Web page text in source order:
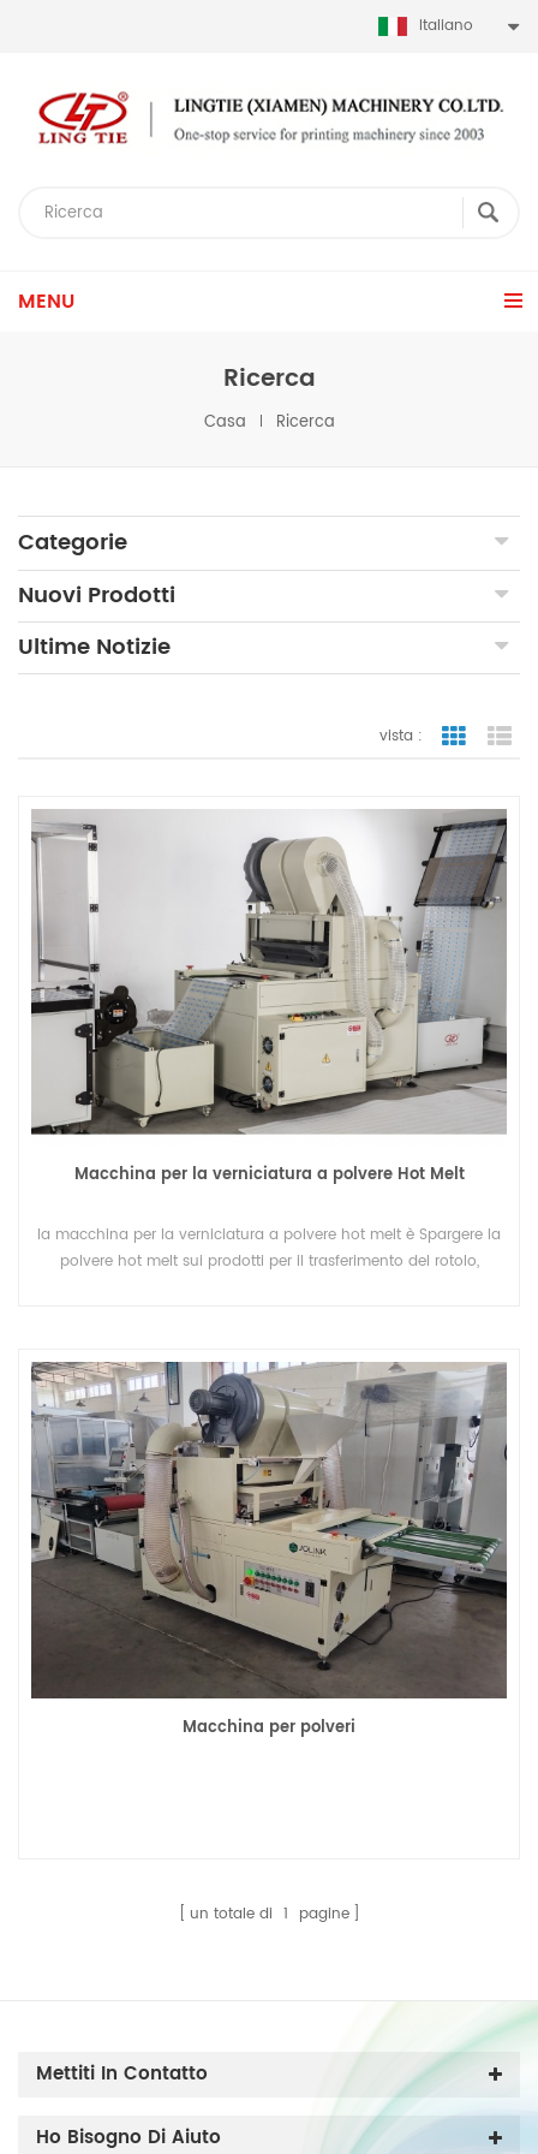
Italiano
MENU
Ricerca
Casa Ricerca
Categorie
Nuovi Prodotti
Ultime Notizie
vista : vista a
Macchina per la verniciatura a polvere Hot Melt
la macchina per la verniciatura a polvere hot melt è Spargere la
polvere hot melt sui prodotti per il trasferimento del rotolo,
Macchina per polveri
un totale di 1 pagine
Mettiti In Contatto
Ho Bisogno Di Aiuto